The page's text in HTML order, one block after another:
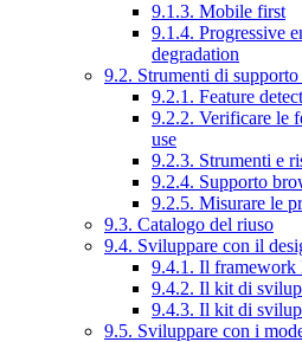
9.1.3. Mobile first
9.1.4. Progressive
degradation
9.2. Strumenti di
9.2.1. Feature
9.2.2. Verificare le
use
9.2.3. Strumenti e
9.2.4. Supporto
9.2.5. Misurare le
9.3. Catalogo del riuso
9.4. Sviluppare con il
9.4.1. Il framework
9.4.2. Il kit di
9.4.3. Il kit di
9.5. Sviluppare con i